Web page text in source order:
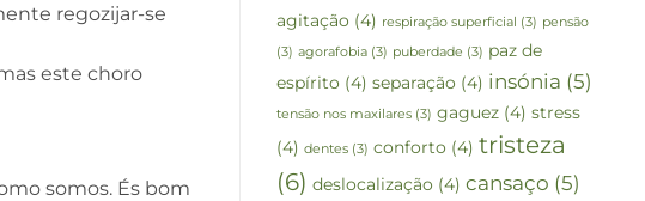
regozijar-se
este choro
somos. És bom
agitação (4) respiração superficial (3) pensão
(3) agorafobia(3) puberdade (3) paz de
espírito (4) separação (4) insónia (5)
tensão nos maxilares(3) gaguez(4) stress
(4) dentes(3) conforto (4) tristeza
(6) deslocalização (4) cansaço (5)